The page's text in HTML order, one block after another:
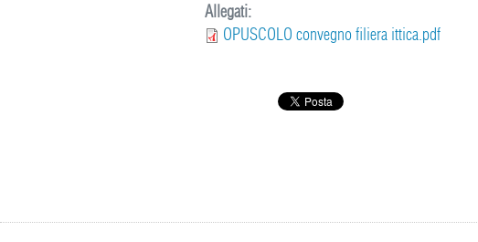
Allegati:
OPUSCOLO convegno filiera ittica.pdf